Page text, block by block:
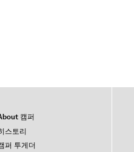
캠퍼
스토리
퍼 투게더